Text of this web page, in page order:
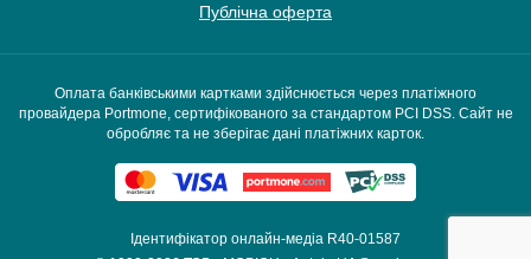
Публічна оферта
Ідентифікатор онлайн-медіа R40-01587
Оплата банківськими картками здійснюється через платіжного
провайдера Portmone, сертифікованого за стандартом PCI DSS. Сайт не
обробляє та не зберігає дані платіжних карток.